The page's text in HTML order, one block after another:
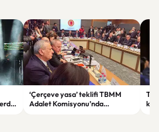
‘Çerçeve yasa’ teklifi TBMM
Adalet Komisyonu’nda